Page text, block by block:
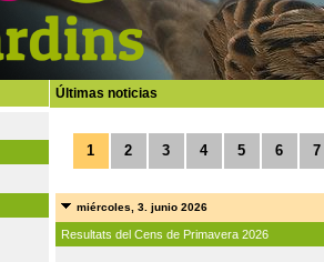
Últimas noticias
1 2 3 4 5 6 7
miércoles, 3. junio 2026
Resultats del Cens de Primavera 2026